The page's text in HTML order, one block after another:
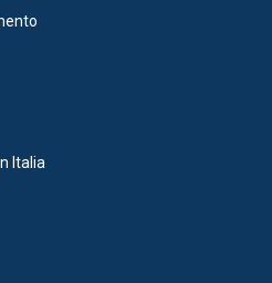
Italia